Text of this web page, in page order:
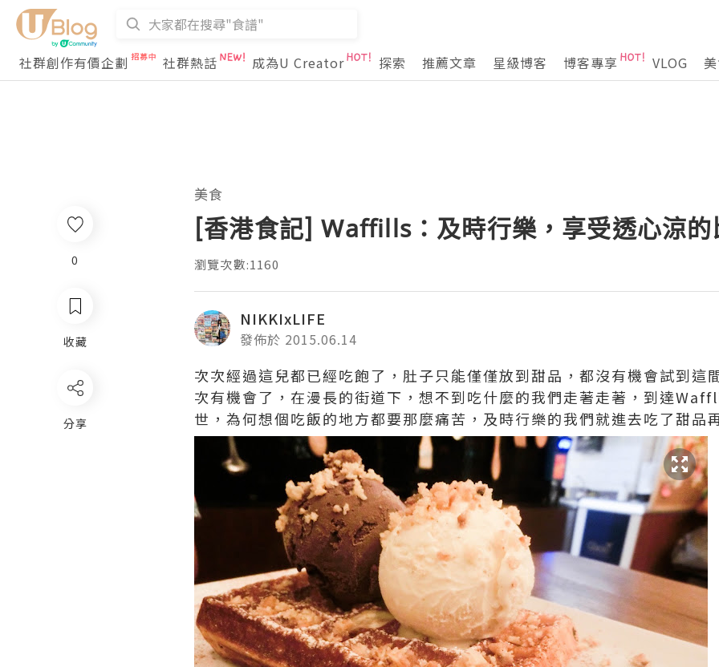
社群創作有價企劃
社群熱話 成為U Creator 探索 推薦文章 星級博客 博客專享 VLOG
0
收藏
分享
美食
[香港食記] Waffills：及時行樂，享受透心涼的
瀏覽次數:1160
NIKKIxLIFE
發佈於 2015.06.14
次次經過這兒都已經吃飽了，肚子只能僅僅放到甜品，都沒有機會試到這
次有機會了，在漫長的街道下，想不到吃什麼的我們走著走著，到達
世，為何想個吃飯的地方都要那麼痛苦，及時行樂的我們就進去吃了甜品